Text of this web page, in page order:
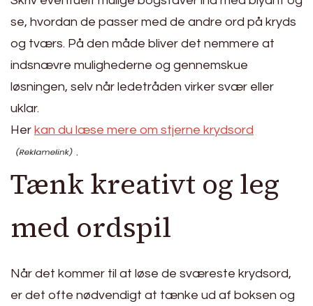
se, hvordan de passer med de andre ord på kryds
og tværs. På den måde bliver det nemmere at
indsnævre mulighederne og gennemskue
løsningen, selv når ledetråden virker svær eller
uklar.
Her kan du læse mere om stjerne krydsord
.
Tænk kreativt og leg
med ordspil
Når det kommer til at løse de sværeste krydsord,
er det ofte nødvendigt at tænke ud af boksen og